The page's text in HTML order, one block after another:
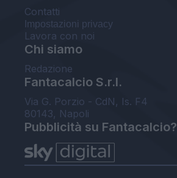
Contatti
Impostazioni privacy
Lavora con noi
Chi siamo
Redazione
Fantacalcio S.r.l.
Via G. Porzio - CdN, Is. F4
80143, Napoli
Pubblicità su Fantacalcio?